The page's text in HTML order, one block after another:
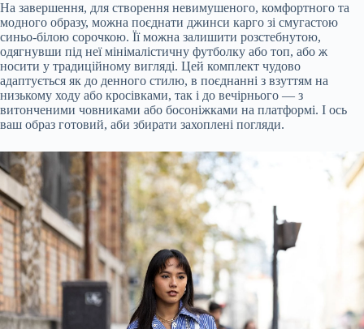
На завершення, для створення невимушеного, комфортного та
модного образу, можна поєднати джинси карго зі смугастою
синьо-білою сорочкою. Її можна залишити розстебнутою,
одягнувши під неї мінімалістичну футболку або топ, або ж
носити у традиційному вигляді. Цей комплект чудово
адаптується як до денного стилю, в поєднанні з взуттям на
низькому ходу або кросівками, так і до вечірнього — з
витонченими човниками або босоніжками на платформі. І ось
ваш образ готовий, аби збирати захоплені погляди.